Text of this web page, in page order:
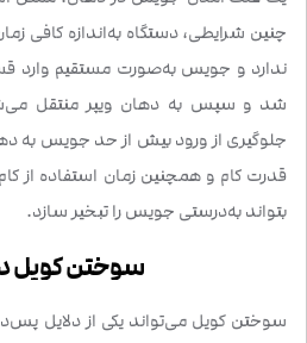
چنین شرایطی، دستگاه به‌اندازه کافی
شد و سپس به دهان ویپر منتقل
جلوگیری از ورود بیش از حد جویس به
قدرت کام و همچنین زمان استفاده از
بتواند به‌درستی جویس را تبخیر سازد.
سوختن کویل
سوختن کویل می‌تواند یکی از دلایل